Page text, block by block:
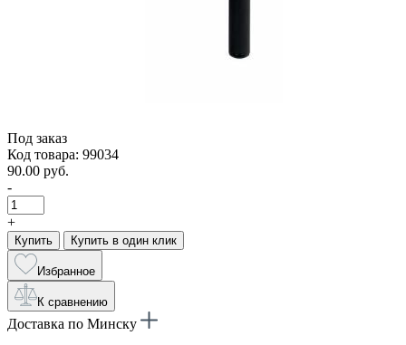
Под заказ
Код товара: 99034
90.00 руб.
-
+
Купить Купить в один клик
Избранное
К сравнению
Доставка по Минску